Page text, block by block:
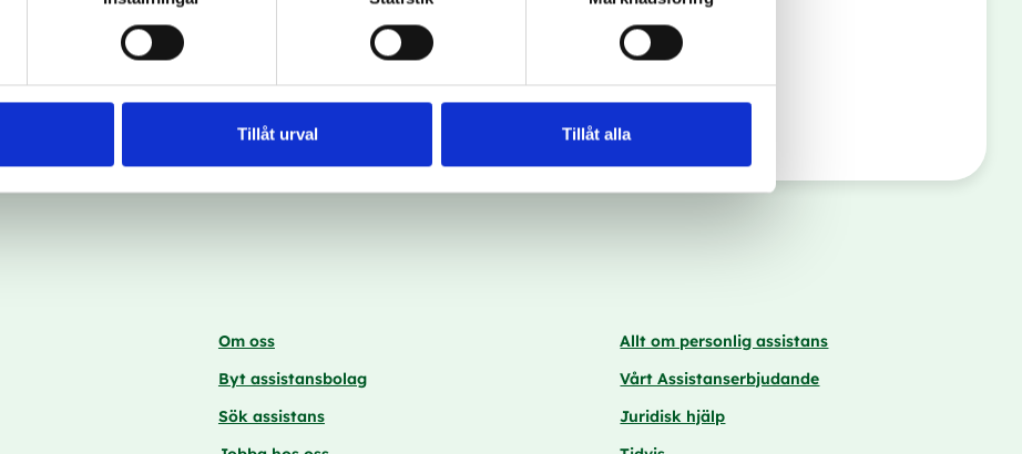
Tillåt urval Tillåt alla
Om oss
Byt assistansbolag
Sök assistans
Allt om personlig assistans
Vårt Assistanserbjudande
Juridisk hjälp